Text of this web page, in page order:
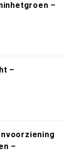
–
–
–